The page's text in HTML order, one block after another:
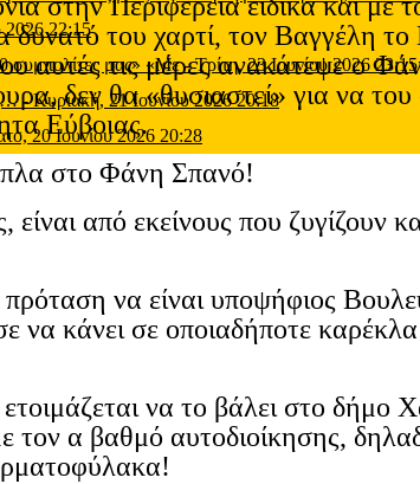
2026 22:15
συμπολίτες μας» «Με-Τρίτη, 23 Ιουνίου 2026 23:15
-Κυριακή, 21 Ιουνίου 2026 20:18
20 Ιουνίου 2026 20:28
στην Περιφέρεια ειδικά και
του χαρτί, τον Βαγγέλη
αυτές τις μέρες ανακάτεψε ο
δεν θα «θυσιαστεί» για να
Εύβοιας.
στο Φάνη Σπανό!
από εκείνους που ζυγίζουν
να είναι υποψήφιος
να κάνει σε οποιαδήποτε
να το βάλει στο δήμο
τον α βαθμό αυτοδιοίκησης,